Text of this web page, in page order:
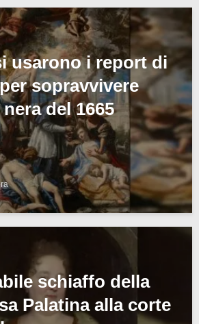
usarono i report di
sopravvivere
del 1665
schiaffo della
Palatina alla corte